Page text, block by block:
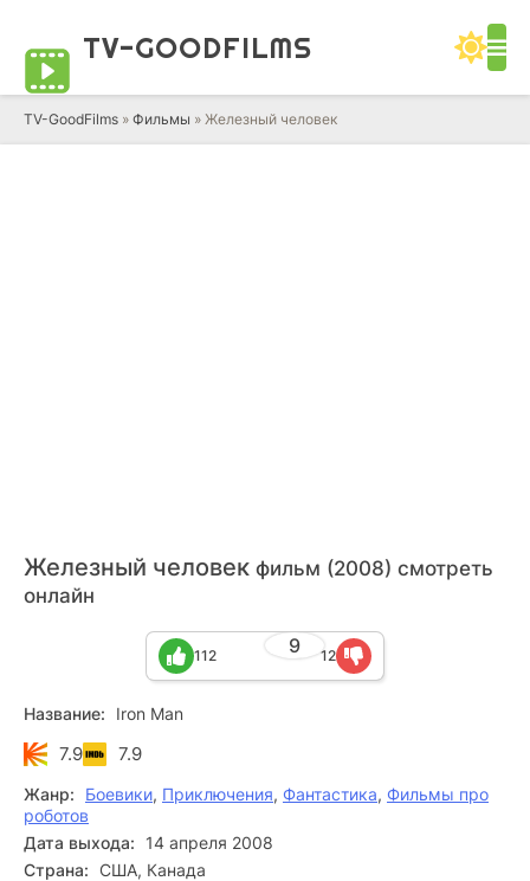
TV-GOODFILMS
TV-GoodFilms » Фильмы » Железный человек
Железный человек фильм (2008) смотреть
онлайн
9
112 12
Название: Iron Man
7.9 7.9
Жанр: Боевики, Приключения, Фантастика, Фильмы про
роботов
Дата выхода:
14 апреля 2008
Страна: США, Канада